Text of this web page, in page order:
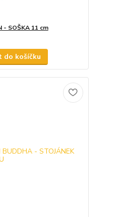
- SOŠKA 11 cm
do košíčku